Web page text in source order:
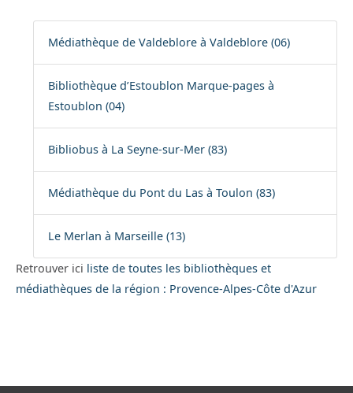
Médiathèque de Valdeblore à Valdeblore (06)
Bibliothèque d’Estoublon Marque-pages à
Estoublon (04)
Bibliobus à La Seyne-sur-Mer (83)
Médiathèque du Pont du Las à Toulon (83)
Le Merlan à Marseille (13)
Retrouver ici liste de toutes les bibliothèques et
médiathèques de la région : Provence-Alpes-Côte d'Azur